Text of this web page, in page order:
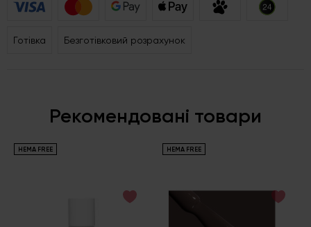
Готівка Безготівковий розрахунок
Рекомендовані товари
HEMA FREE HEMA FREE